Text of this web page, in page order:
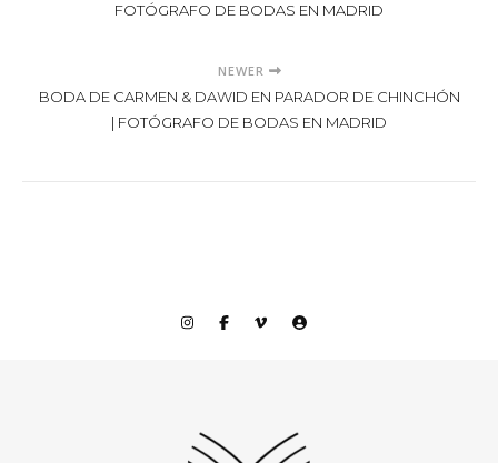
FOTÓGRAFO DE BODAS EN MADRID
NEWER
BODA DE CARMEN & DAWID EN PARADOR DE CHINCHÓN
| FOTÓGRAFO DE BODAS EN MADRID